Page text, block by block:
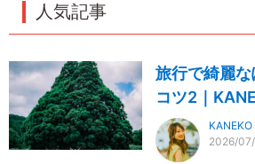
人気記事
旅行で綺麗
コツ2｜
KANEKO
2026/